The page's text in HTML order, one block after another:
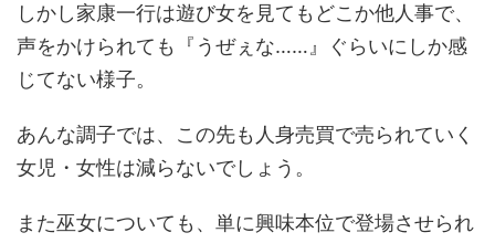
しかし家康一行は遊び女を見てもどこか他人事で、
声をかけられても『うぜぇな……』ぐらいにしか感
じてない様子。
あんな調子では、この先も人身売買で売られていく
女児・女性は減らないでしょう。
また巫女についても、単に興味本位で登場させられ